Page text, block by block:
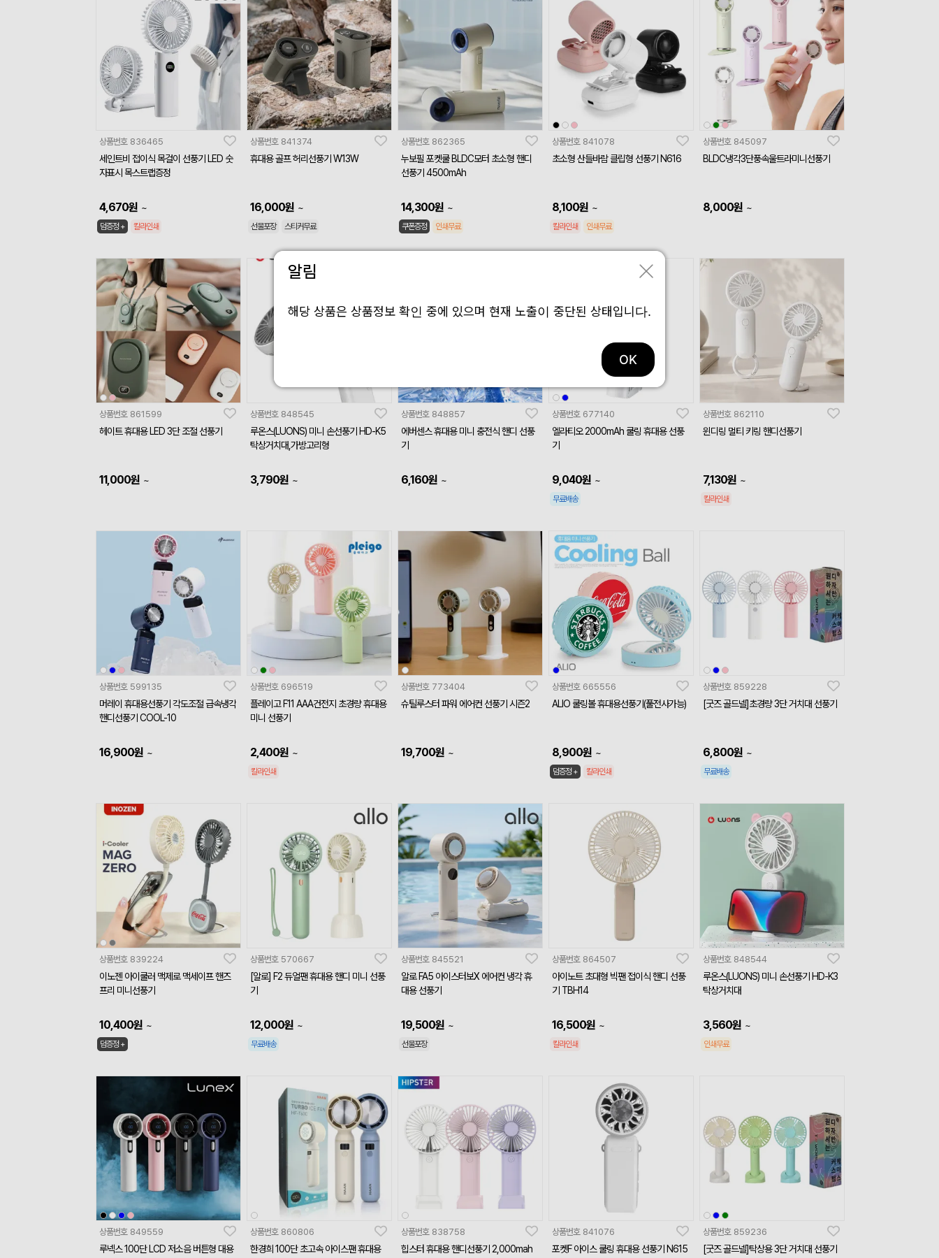
상품번호 836465
세인트비 접이식 목걸이 선풍기 LED 숫
자표시 목스트랩증정
4,670원 ~
덤증정 + 칼라인쇄
상품번호 841374
휴대용 골프 허리선풍기 W13W
16,000원 ~
선물포장 스티커무료
상품번호 862365
누보필 포켓쿨 BLDC모터 초소형 핸디
선풍기 4500mAh
14,300원 ~
쿠폰증정 인쇄무료
상품번호 841078
초소형 산들바람 클립형 선풍기 N616
8,100원 ~
칼라인쇄 인쇄무료
상품번호 845097
BLDC냉각3단풍속울트라미니선풍기
8,000원 ~
상품번호 861599
헤이트 휴대용 LED 3단 조절 선풍기
11,000원 ~
상품번호 848545
루온스(LUONS) 미니 손선풍기 HD-K5
탁상거치대,가방고리형
3,790원 ~
상품번호 848857
에버센스 휴대용 미니 충전식 핸디 선풍
기
6,160원 ~
상품번호 677140
엘라티오 2000mAh 쿨링 휴대용 선풍
기
9,040원 ~
무료배송
상품번호 862110
윈디링 멀티 키링 핸디선풍기
7,130원 ~
칼라인쇄
상품번호 599135
머레이 휴대용선풍기 각도조절 급속냉각
핸디선풍기 COOL-10
16,900원 ~
상품번호 696519
플레이고 F11 AAA건전지 초경량 휴대용
미니 선풍기
2,400원 ~
칼라인쇄
상품번호 773404
슈틸루스터 파워 에어컨 선풍기 시즌2
19,700원 ~
상품번호 665556
ALIO 쿨링볼 휴대용선풍기(풀전사가능)
8,900원 ~
덤증정 + 칼라인쇄
상품번호 859228
[굿즈 골드넬]초경량 3단 거치대 선풍기
6,800원 ~
무료배송
상품번호 839224
이노젠 아이쿨러 맥제로 맥세이프 핸즈
프리 미니선풍기
10,400원 ~
덤증정 +
상품번호 570667
[알로] F2 듀얼팬 휴대용 핸디 미니 선풍
기
12,000원 ~
무료배송
상품번호 845521
알로 FA5 아이스터보X 에어컨 냉각 휴
대용 선풍기
19,500원 ~
선물포장
상품번호 864507
아이노트 초대형 빅팬 접이식 핸디 선풍
기 TBH14
16,500원 ~
칼라인쇄
상품번호 848544
루온스(LUONS) 미니 손선풍기 HD-K3
탁상거치대
3,560원 ~
인쇄무료
상품번호 849559
루넥스 100단 LCD 저소음 버튼형 대용
상품번호 860806
한경희 100단 초고속 아이스팬 휴대용
상품번호 838758
힙스터 휴대용 핸디선풍기 2,000mah
상품번호 841076
포켓F 아이스 쿨링 휴대용 선풍기 N615
상품번호 859236
[굿즈 골드넬]탁상용 3단 거치대 선풍기
알림
해당 상품은 상품정보 확인 중에 있으며 현재 노출이 중단된 상태입니다.
OK